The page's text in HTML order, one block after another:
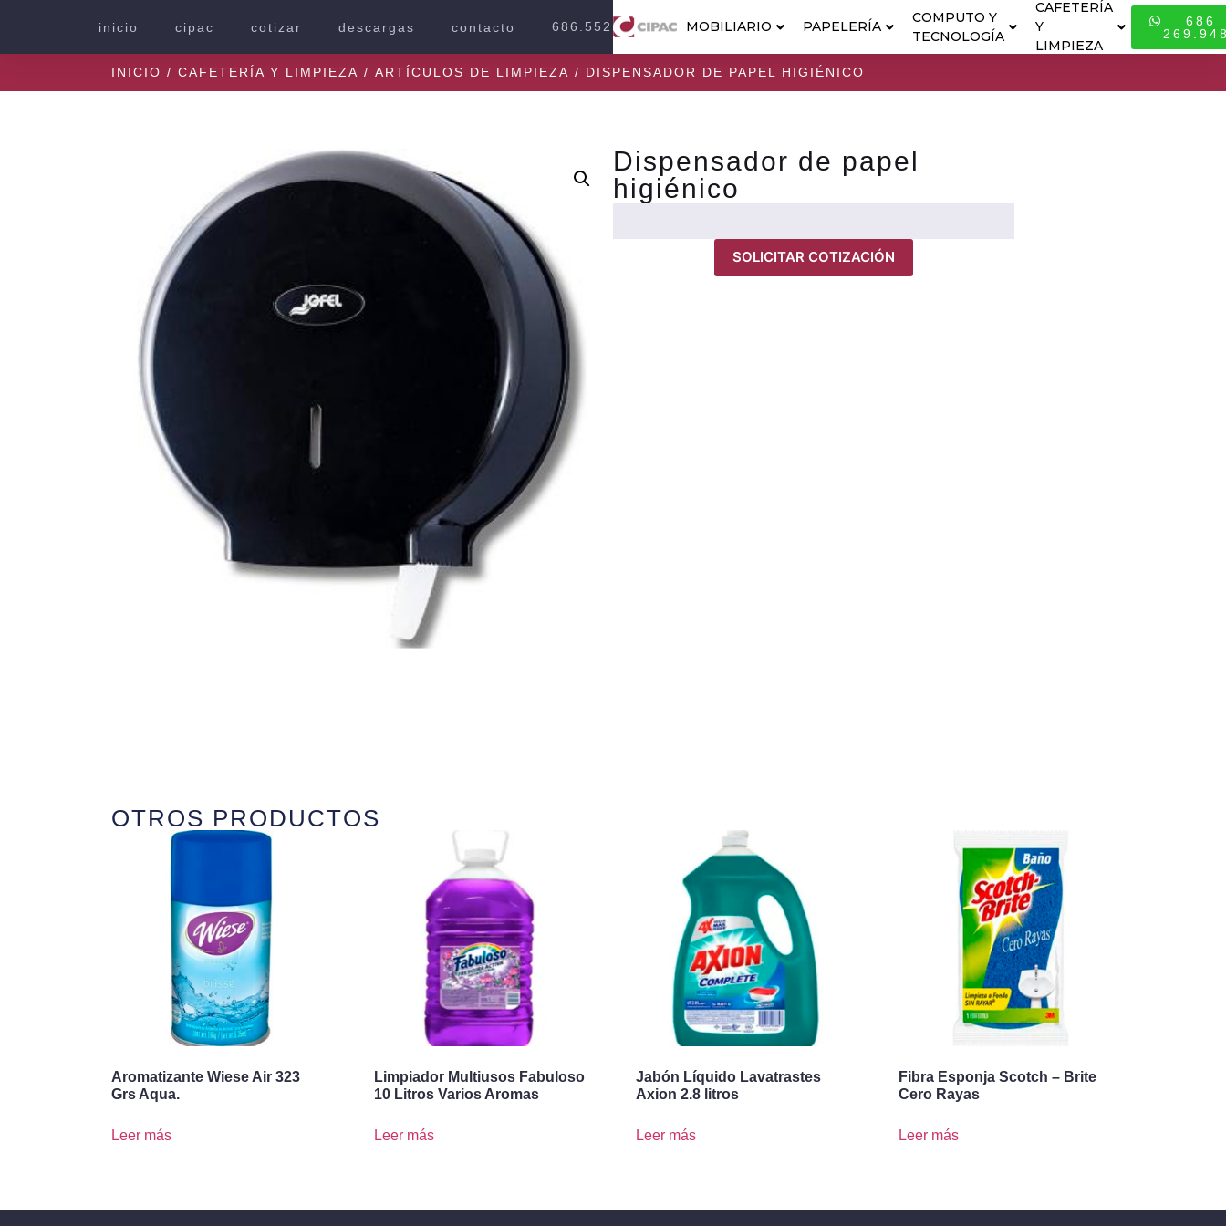
inicio cipac cotizar descargas contacto 686.552.2100 MOBILIARIO PAPELERÍA
COMPUTO Y
TECNOLOGÍA
CAFETERÍA
Y
LIMPIEZA
686
INICIO / CAFETERÍA Y LIMPIEZA / ARTÍCULOS DE LIMPIEZA / DISPENSADOR DE PAPEL HIGIÉNICO
Dispensador de papel
higiénico
SOLICITAR COTIZACIÓN
OTROS PRODUCTOS
Aromatizante Wiese Air 323
Grs Aqua.
Leer más
Limpiador Multiusos Fabuloso
10 Litros Varios Aromas
Leer más
Jabón Líquido Lavatrastes
Axion 2.8 litros
Leer más
Fibra Esponja Scotch – Brite
Cero Rayas
Leer más